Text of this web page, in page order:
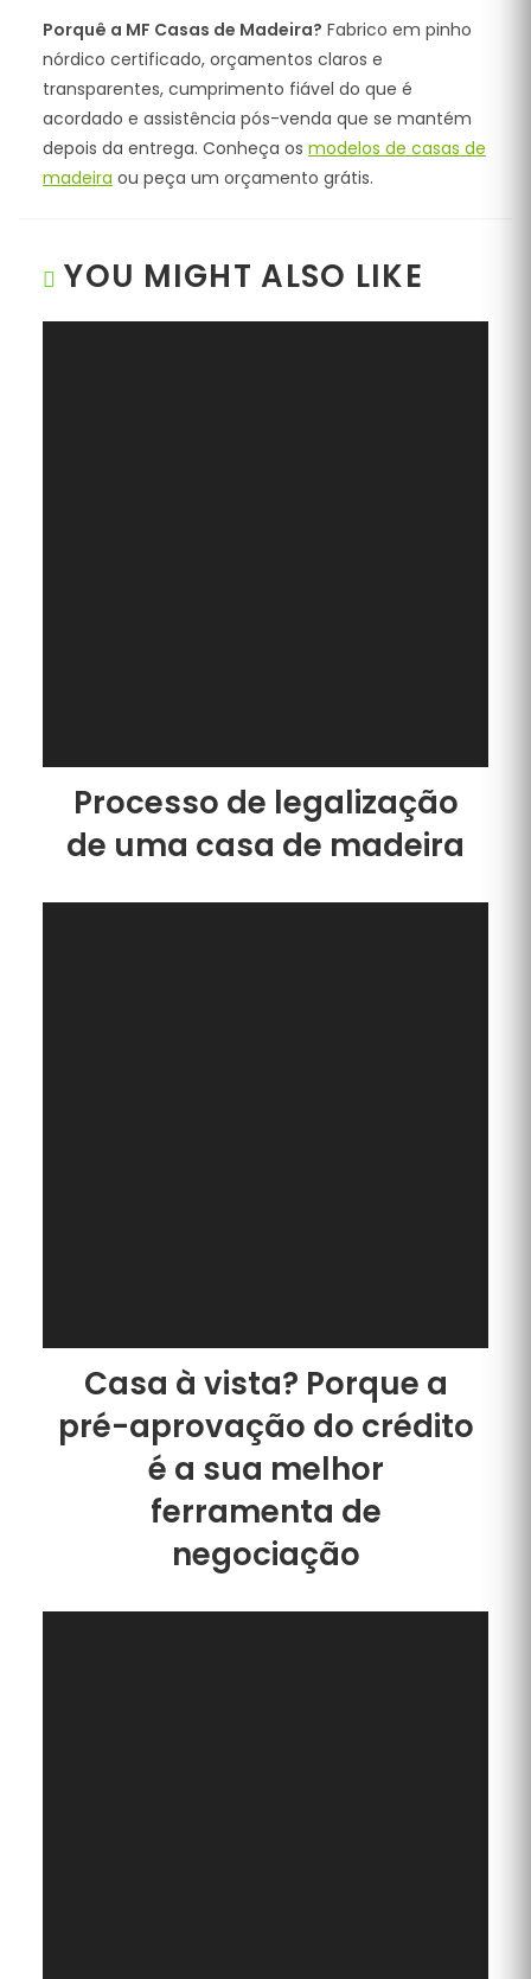
Porquê a MF Casas de Madeira? Fabrico em pinho
nórdico certificado, orçamentos claros e
transparentes, cumprimento fiável do que é
acordado e assistência pós-venda que se mantém
depois da entrega. Conheça os modelos de casas de
madeira ou peça um orçamento grátis.
YOU MIGHT ALSO LIKE
Processo de legalização
de uma casa de madeira
Casa à vista? Porque a
pré-aprovação do crédito
é a sua melhor
ferramenta de
negociação